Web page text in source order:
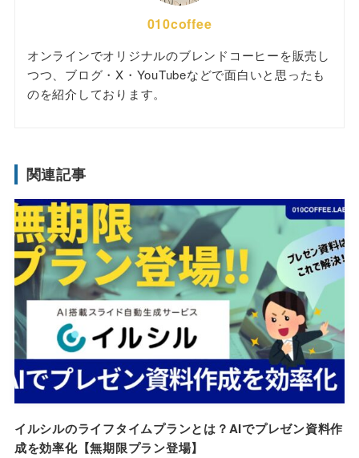
010coffee
オンラインでオリジナルのブレンドコーヒーを販売し
つつ、ブログ・X・YouTubeなどで面白いと思ったも
のを紹介しております。
関連記事
イルシルのライフタイムプランとは？AIでプレゼン資料作
成を効率化【無期限プラン登場】